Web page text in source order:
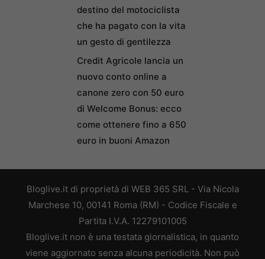
destino del motociclista
che ha pagato con la vita
un gesto di gentilezza
Credit Agricole lancia un
nuovo conto online a
canone zero con 50 euro
di Welcome Bonus: ecco
come ottenere fino a 650
euro in buoni Amazon
Bloglive.it di proprietà di WEB 365 SRL - Via Nicola
Marchese 10, 00141 Roma (RM) - Codice Fiscale e
Partita I.V.A. 12279101005
Bloglive.it non è una testata giornalistica, in quanto
viene aggiornato senza alcuna periodicità. Non può